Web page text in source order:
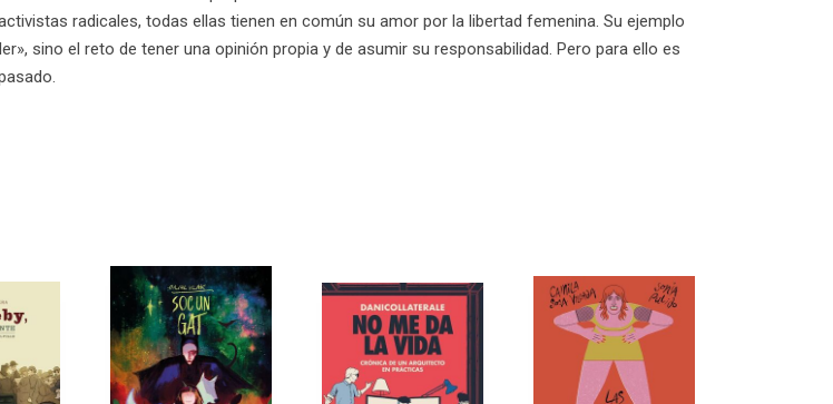
radicales, todas ellas tienen en común su amor por la libertad femenina. Su ejemplo
sino el reto de tener una opinión propia y de asumir su responsabilidad. Pero para ello es